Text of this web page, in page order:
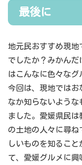
最後に
地元民おすすめ現
でしたか？みかん
はこんなに色々なグ
今回は、現地ではお
なか知らないよう
ました。愛媛県民
の土地の人々に尋
しいものを知るこ
て、愛媛グルメに